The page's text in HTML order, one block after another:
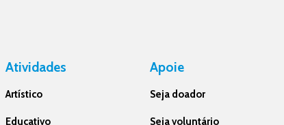
Atividades
Artístico
Educativo
Apoie
Seja doador
Seja voluntário